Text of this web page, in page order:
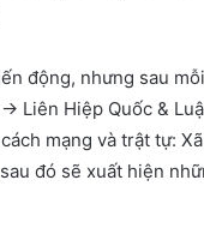
động, nhưng sau
Liên Hiệp Quốc &
mạng và trật tự:
đó sẽ xuất hiện